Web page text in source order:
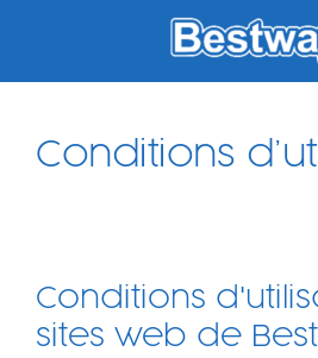
Conditions
Conditions
sites web de